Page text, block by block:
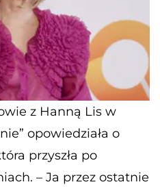
z Hanną Lis w
opowiedziała o
przyszła po
– Ja przez ostatnie